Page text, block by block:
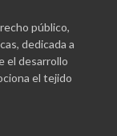
público,
dedicada a
el desarrollo
el tejido